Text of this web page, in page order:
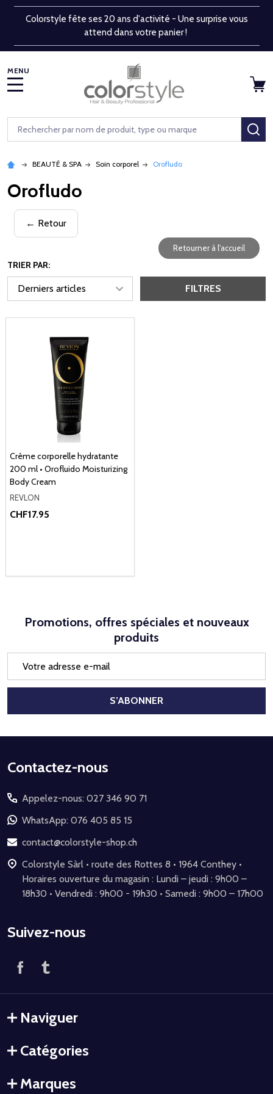
Colorstyle fête ses 20 ans d'activité - Une surprise vous
attend dans votre panier !
Rechercher
BEAUTÉ & SPA Soin corporel Orofludo
Orofludo
← Retour
Retourner à l'accueil
TRIER PAR:
FILTRES
Crème corporelle hydratante
200 ml • Orofluido Moisturizing
Body Cream
REVLON
CHF17.95
Promotions, offres spéciales et nouveaux
produits
mail
S’ABONNER
Début
pied
de
page
Contactez-nous
Appelez-nous: 027 346 90 71
WhatsApp: 076 405 85 15
contact@colorstyle-shop.ch
Colorstyle Sàrl • route des Rottes 8 • 1964 Conthey •
Horaires ouverture du magasin : Lundi – jeudi : 9h00 –
18h30 • Vendredi : 9h00 - 19h30 • Samedi : 9h00 – 17h00
Suivez-nous
Naviguer
Catégories
Marques